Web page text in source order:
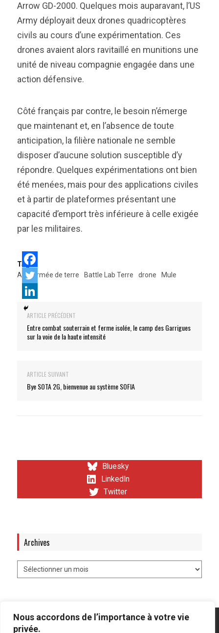
Nous accordons de l’importance à votre vie
privée.
Arrow GD-2000. Quelques mois auparavant, l’US
Army déployait deux drones quadricoptères
civils au cours d’une expérimentation. Ces
drones avaient alors ravitaillé en munitions une
unité de niveau compagnie engagée dans une
action défensive.
Côté français par contre, le besoin n’émerge
que maintenant et, en l’absence de toute
anticipation, la filière nationale ne semble
disposer d’aucune solution susceptible d’y
répondre. Quelques expérimentations ont bien
été menées, mais pour des applications civiles
et à partir de plateformes présentant une
capacité d’emport très inférieure à celle exigée
par les militaires.
Tags:
AID
armée de terre Battle Lab Terre drone Mule
ARTICLE PRÉCÉDENT
Entre combat souterrain et ferme isolée, le camp des Garrigues
sur la voie de la haute intensité
ARTICLE SUIVANT
Bye SOTA 2G, bienvenue au système SOFIA
Bluesky
LinkedIn
Twitter
Archives